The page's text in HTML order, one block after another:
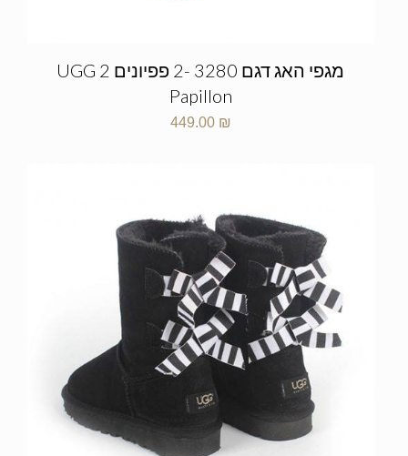
מגפי האג דגם 3280 -2 פפיונים UGG 2
Papillon
449.00 ₪